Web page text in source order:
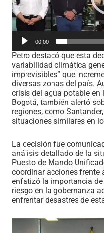
00:00
Petro destacó que esta
variabilidad climática
imprevisibles” que
diversas zonas del país.
crisis del agua potable en
Bogotá, también alertó
regiones, como
situaciones similares en
La decisión fue
análisis detallado de la
Puesto de Mando
coordinar acciones frente
enfatizó la importancia
riesgo en la gobernanza
enfrentar desastres de